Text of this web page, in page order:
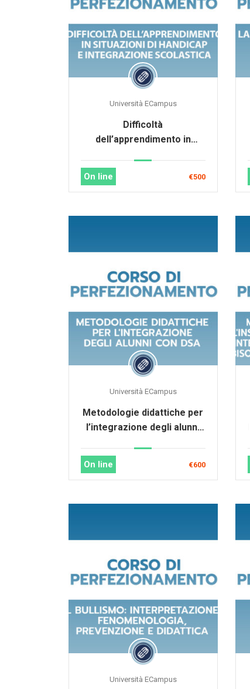
Università ECampus
Difficoltà
dell’apprendimento in
integrazione scolastica
On line €500
Università ECampus
Metodologie didattiche per
l’integrazione degli alunni
On line €600
Università ECampus